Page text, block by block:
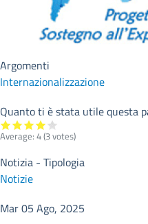
Argomenti
Internazionalizzazione
Quanto ti è stata utile questa
Average: 4(3votes)
Notizia - Tipologia
Notizie
Mar 05 Ago, 2025